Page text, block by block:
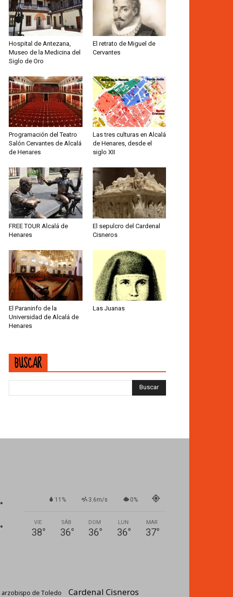
Hospital de Antezana,
Museo de la Medicina del
Siglo de Oro
El retrato de Miguel de
Cervantes
Programación del Teatro
Salón Cervantes de Alcalá
de Henares
Las tres culturas en Alcalá
de Henares, desde el
siglo XII
FREE TOUR Alcalá de
Henares
El sepulcro del Cardenal
Cisneros
El Paraninfo de la
Universidad de Alcalá de
Henares
Las Juanas
BUSCAR
°
°
11% 3.6m/s 0%
VIE
38°
SÁB
36°
DOM
36°
LUN
36°
MAR
37°
arzobispo de Toledo Cardenal Cisneros